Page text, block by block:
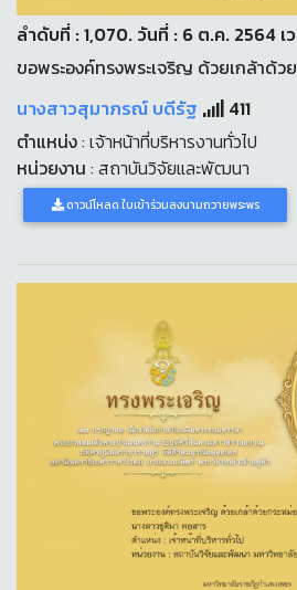
ลำดับที่ : 1,070. วันที่ : 6 ต.ค. 2564 เ
ขอพระองค์ทรงพระเจริญ ด้วยเกล้าด้ว
นางสาวสุมาภรณ์ บดีรัฐ
411
ตำแหน่ง: เจ้าหน้าที่บริหารงานทั่วไป
หน่วยงาน : สถาบันวิจัยและพัฒนา
ดาวน์โหลด ใบเข้าร่วมลงนามถวายพระพร